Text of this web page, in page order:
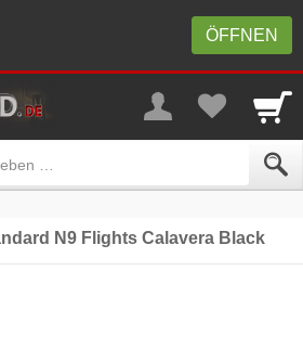
ÖFFNEN
N9 Flights Calavera Black